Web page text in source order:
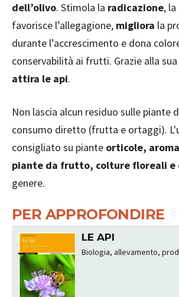
dell’olivo. Stimola la radicazione,
favorisce l’allegagione, migliora la
durante l’accrescimento e dona
conservabilità ai frutti. Grazie alla
attira le api.
Non lascia alcun residuo sulle piante
consumo diretto (frutta e ortaggi).
consigliato su piante orticole,
piante da frutto, colture floreali e
genere.
PER APPROFONDIRE
LE API
Biologia, allevamento,